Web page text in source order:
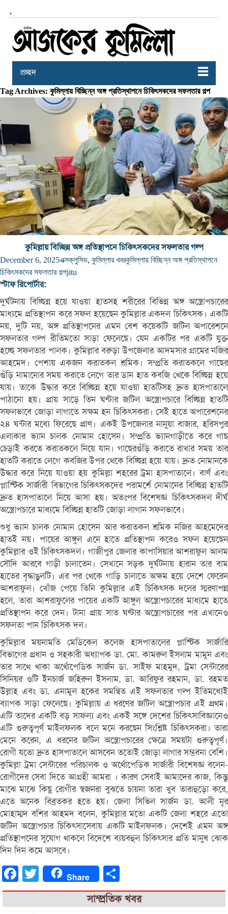
,
প্রচ্ছদ
Tag Archives: কুমিল্লায় বিচ্ছিন্ন অঙ্গ প্রতিস্থাপনে চিকিৎসকদের সফলতার গল্প
কুমিল্লায় বিচ্ছিন্ন অঙ্গ প্রতিস্থাপনে চিকিৎসকদের সফলতার গল্প
December 6, 2025এক্সক্লুসিভ, কুমিল্লার খবরকুমিল্লায় বিচ্ছিন্ন অঙ্গ প্রতিস্থাপনে
চিকিৎসকদের সফলতার গল্পjitu
স্টাফ রিপোর্টার:
দুর্ঘটনায় বিচ্ছিন্ন হয়ে যাওয়া হাতসহ শরীরের বিভিন্ন অঙ্গ অস্ত্রোপচারের
মাধ্যমে প্রতিস্থাপন করে সফল হয়েছেন কুমিল্লার একদল চিকিৎসক। একটি
নয়, দুটি নয়, অঙ্গ প্রতিস্থাপনের এমন বেশ কয়েকটি জটিল অপারেশনে
সফলতার গল্প রীতিমতো সাড়া ফেলেছে। যেন একটির পর একটি যুক্ত
হচ্ছে সফলতার পালক। কুমিল্লার বরুড়া উপজেলার আদমসার গ্রামের নজির
আহমেদ। পেশায় একজন করাতকল শ্রমিক। সম্প্রতি করাতকলে গাছের
গুঁড়ি নামানোর সময় করাতে লেগে তার ডান হাত কবজি থেকে বিচ্ছিন্ন হয়ে
যায়। তাকে উদ্ধার করে বিচ্ছিন্ন হয়ে যাওয়া হাতটিসহ দ্রুত হাসপাতালে
পাঠানো হয়। প্রায় সাড়ে তিন ঘণ্টার জটিল অস্ত্রোপচারে বিচ্ছিন্ন হাতটি
সফলভাবে জোড়া লাগাতে সক্ষম হন চিকিৎসকরা। সেই হাতে অপারেশনের
২৪ ঘন্টার মধ্যে ফিরেছে প্রাণ। একই উপজেলার নানুয়া বাজার, হরিসপুর
এলাকার ভ্যান চালক নোমান হোসেন। সম্প্রতি ভ্যানগাড়ীতে করে গাছ
চেড়াই করতে করাতকলে নিয়ে যান। গাছেরগুঁড়ি করাতে রাখার সময় তার
হাতটি করাতে লেগে কবজির উপর থেকে বিচ্ছিন্ন হয়ে যায়। দ্রুত নোমানকে
উদ্ধার করে নিয়ে যাওয়া হয় কুমিল্লা শহরের ট্রমা হাসপাতালে। বার্ণ এবং
প্লাস্টিক সার্জারী বিভাগের চিকিৎসকদের পরামর্শে নোমানের বিচ্ছিন্ন হাতটি
দ্রুত হাসপাতালে নিয়ে আসা হয়। অতঃপর বিশেষজ্ঞ চিকিৎসকদল দীর্ঘ
অস্ত্রোপচারে মাধ্যমে বিচ্ছিন্ন হাতটি জোড়া লাগান সফলভাবে।
শুধু ভ্যান চালক নোমান হোসেন আর করাতকল শ্রমিক নজির আহমেদের
হাতই নয়। পায়ের আঙ্গুল এনে হাতে প্রতিস্থাপন করেও সফল হয়েছেন
কুমিল্লার ওই চিকিৎসকদল। গাজীপুর জেলার কাপাসিয়ার আশরাফুল আলম
সৌদি আরবে গাড়ী চালাতেন। সেখানে সড়ক দুর্ঘটনায় হারান তার বাম
হাতের বৃদ্ধাঙুলটি। এর পর থেকে গাড়ি চালাতে অক্ষম হয়ে দেশে ফেরেন
আশরাফুল। খোঁজ পেয়ে তিনি কুমিল্লার এই চিকিৎসক দলের স্মরণাপন্ন
হলে, তারা আশরাফুলের পায়ের একটি আঙ্গুল অস্ত্রোপচারের মাধ্যমে হাতে
প্রতিস্থাপন করে দেন। টানা প্রায় সাত ঘণ্টার অস্ত্রোপচারের পর এখানেও
সফলতা পান চিকিৎসক দল।
কুমিল্লার ময়নামতি মেডিকেল কলেজ হাসপাতালের প্লাস্টিক সার্জারি
বিভাগের প্রধান ও সহকারী অধ্যাপক ডা. মো. কামরুল ইসলাম মামুন এবং
তার সাথে থাকা অর্থোপেডিক সার্জন ডা. সাইফ মাহমুদ, ট্রমা সেন্টারের
সিনিয়র ওটি ইনচার্জ জহিরুল ইসলাম, ডা. আরিফুর রহমান, ডা. রহমত
উল্লাহ এবং ডা. এনামুল হকের সমন্বিত এই সফলতার গল্প ইতিমধ্যেই
ব্যাপক সাড়া ফেলেছে। কুমিল্লায় এ ধরণের জটিল অস্ত্রোপচার এই প্রথম।
এটি তাদের একটি বড় সাফল্য এবং একই সঙ্গে দেশের চিকিৎসাবিজ্ঞানেও
এটি গুরুত্বপূর্ণ মাইলফলক বলে মনে করছেন সিংশ্লিষ্ট চিকিৎসকরা। তারা
মেনে করেন, এ ধরনের জটিল অস্ত্রোপচারের ক্ষেত্রে সময়টা গুরুত্বপূর্ণ।
রোগী যতো দ্রুত হাসপাতালে আসবেন ততোই জোড়া লাগার সম্ভবনা বেশি।
কুমিল্লা ট্রমা সেন্টারের পরিচালক ও অর্থোপেডিক সার্জারী বিশেষজ্ঞ বলেন-
রোগীদের সেবা দিতে আগ্রহী আমরা । কারণ সেবাই আমাদের কাজ, কিন্তু
মাঝে মাঝে কিছু রোগীর স্বজনরা বুঝতে চায়না তারা খুব তারাহুড়ো করে,
এতে অনেক বিব্রতকর হতে হয়। জেলা সিভিল সার্জন ডা. আলী নূর
মোহাম্মদ বশির আহমদ বলেন, কুমিল্লার মতো একটি জেলা শহরে এতো
জটিল অস্ত্রোপচার চিকিৎসাসেবায় একটি মাইলফলক। দেশেই এমন অঙ্গ
প্রতিস্থাপনের সুযোগ থাকলে বিদেশে ব্যয়বহুল চিকিৎসার প্রতি মানুষ ঝোক
দিন দিন কমে আসবে।
FacebookTwitter Share
সাম্প্রতিক খবর